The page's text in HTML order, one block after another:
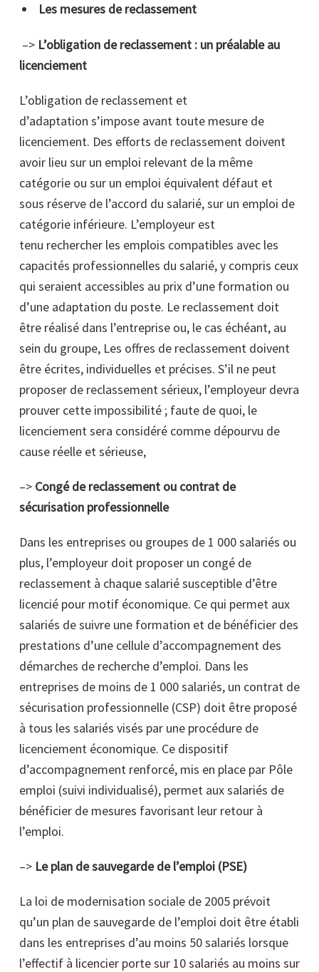
Les mesures de reclassement
–> L’obligation de reclassement : un préalable au
licenciement
L’obligation de reclassement et
d’adaptation s’impose avant toute mesure de
licenciement. Des efforts de reclassement doivent
avoir lieu sur un emploi relevant de la même
catégorie ou sur un emploi équivalent défaut et
sous réserve de l’accord du salarié, sur un emploi de
catégorie inférieure. L’employeur est
tenu rechercher les emplois compatibles avec les
capacités professionnelles du salarié, y compris ceux
qui seraient accessibles au prix d’une formation ou
d’une adaptation du poste. Le reclassement doit
être réalisé dans l’entreprise ou, le cas échéant, au
sein du groupe, Les offres de reclassement doivent
être écrites, individuelles et précises. S’il ne peut
proposer de reclassement sérieux, l’employeur devra
prouver cette impossibilité ; faute de quoi, le
licenciement sera considéré comme dépourvu de
cause réelle et sérieuse,
–> Congé de reclassement ou contrat de
sécurisation professionnelle
Dans les entreprises ou groupes de 1 000 salariés ou
plus, l’employeur doit proposer un congé de
reclassement à chaque salarié susceptible d’être
licencié pour motif économique. Ce qui permet aux
salariés de suivre une formation et de bénéficier des
prestations d’une cellule d’accompagnement des
démarches de recherche d’emploi. Dans les
entreprises de moins de 1 000 salariés, un contrat de
sécurisation professionnelle (CSP) doit être proposé
à tous les salariés visés par une procédure de
licenciement économique. Ce dispositif
d’accompagnement renforcé, mis en place par Pôle
emploi (suivi individualisé), permet aux salariés de
bénéficier de mesures favorisant leur retour à
l’emploi.
–> Le plan de sauvegarde de l’emploi (PSE)
La loi de modernisation sociale de 2005 prévoit
qu’un plan de sauvegarde de l’emploi doit être établi
dans les entreprises d’au moins 50 salariés lorsque
l’effectif à licencier porte sur 10 salariés au moins sur